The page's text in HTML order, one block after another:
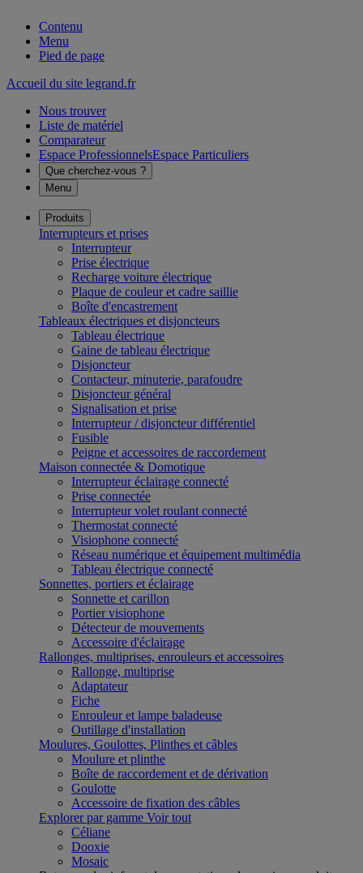
Contenu
Menu
Pied de page
Accueil du site legrand.fr
Nous trouver
Liste de matériel
Comparateur
Espace ProfessionnelsEspace Particuliers
Que cherchez-vous ?
Menu
Produits
Interrupteurs et prises
Interrupteur
Prise électrique
Recharge voiture électrique
Plaque de couleur et cadre saillie
Boîte d'encastrement
Tableaux électriques et disjoncteurs
Tableau électrique
Gaine de tableau électrique
Disjoncteur
Contacteur, minuterie, parafoudre
Disjoncteur général
Signalisation et prise
Interrupteur / disjoncteur différentiel
Fusible
Peigne et accessoires de raccordement
Maison connectée & Domotique
Interrupteur éclairage connecté
Prise connectée
Interrupteur volet roulant connecté
Thermostat connecté
Visiophone connecté
Réseau numérique et équipement multimédia
Tableau électrique connecté
Sonnettes, portiers et éclairage
Sonnette et carillon
Portier visiophone
Détecteur de mouvements
Accessoire d'éclairage
Rallonges, multiprises, enrouleurs et accessoires
Rallonge, multiprise
Adaptateur
Fiche
Enrouleur et lampe baladeuse
Outillage d'installation
Moulures, Goulottes, Plinthes et câbles
Moulure et plinthe
Boîte de raccordement et de dérivation
Goulotte
Accessoire de fixation des câbles
Explorer par gamme Voir tout
Céliane
Dooxie
Mosaic